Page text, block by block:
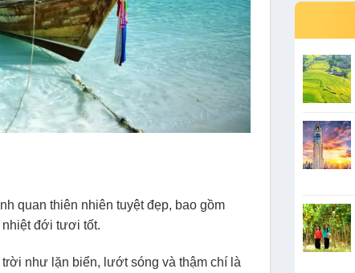
quan thiên nhiên tuyệt đẹp, bao gồm
nhiệt đới tươi tốt.
như lặn biển, lướt sóng và thậm chí là